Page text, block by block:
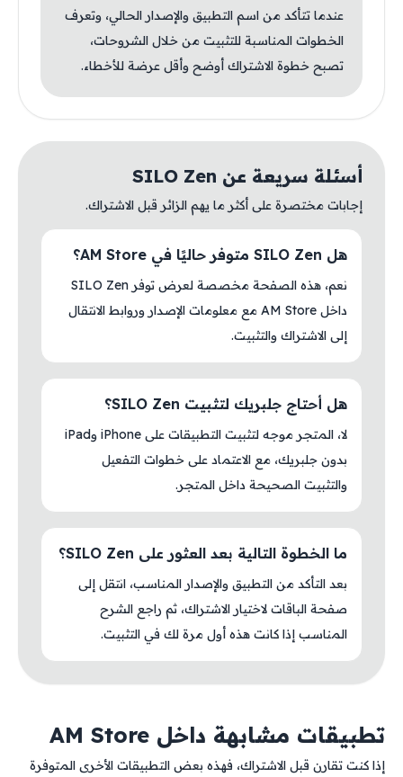
عندما تتأكد من اسم التطبيق والإصدار الحالي، وتعرف
الخطوات المناسبة للتثبيت من خلال الشروحات،
تصبح خطوة الاشتراك أوضح وأقل عرضة للأخطاء.
أسئلة سريعة عن SILO Zen
إجابات مختصرة على أكثر ما يهم الزائر قبل الاشتراك.
هل SILO Zen متوفر حاليًا في AM Store؟
نعم، هذه الصفحة مخصصة لعرض توفر SILO Zen
داخل AM Store مع معلومات الإصدار وروابط الانتقال
إلى الاشتراك والتثبيت.
هل أحتاج جلبريك لتثبيت SILO Zen؟
لا، المتجر موجه لتثبيت التطبيقات على iPhone وiPad
بدون جلبريك، مع الاعتماد على خطوات التفعيل
والتثبيت الصحيحة داخل المتجر.
ما الخطوة التالية بعد العثور على SILO Zen؟
بعد التأكد من التطبيق والإصدار المناسب، انتقل إلى
صفحة الباقات لاختيار الاشتراك، ثم راجع الشرح
المناسب إذا كانت هذه أول مرة لك في التثبيت.
تطبيقات مشابهة داخل AM Store
إذا كنت تقارن قبل الاشتراك، فهذه بعض التطبيقات الأخرى المتوفرة